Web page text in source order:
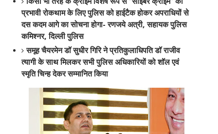
प्रभावी रोकथाम के लिए पुलिस को हाईटैक होकर अपराधियों से
दस कदम आगे का सोचना होगा- रणजये अत्री, सहायक पुलिस
कमिश्नर, दिल्ली पुलिस
समूह चैयरमेन डॉ सुधीर गिरि ने प्रतिकुलाधिपति डॉ राजीव
त्यागी के साथ मिलकर सभी पुलिस अधिकारियों को शॉल एवं
स्मृति चिन्ह देकर सम्मानित किया